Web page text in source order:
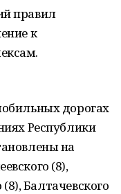
правил
к
дорогах
Республики
на
(8),
Балтачевского